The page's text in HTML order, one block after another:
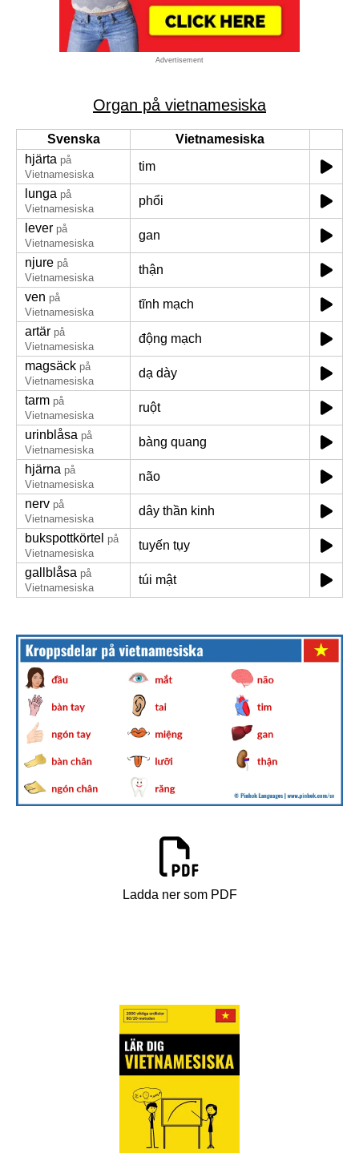
Advertisement
Organ på vietnamesiska
Svenska
Vietnamesiska
hjärta på
Vietnamesiska
tim
lunga på
Vietnamesiska
phổi
lever på
Vietnamesiska
gan
njure på
Vietnamesiska
thận
ven på
Vietnamesiska
tĩnh mạch
artär på
Vietnamesiska
động mạch
magsäck på
Vietnamesiska
dạ dày
tarm på
Vietnamesiska
ruột
urinblåsa på
Vietnamesiska
bàng quang
hjärna på
Vietnamesiska
não
nerv på
Vietnamesiska
dây thần kinh
bukspottkörtel på
Vietnamesiska
tuyến tụy
gallblåsa på
Vietnamesiska
túi mật
Ladda ner som PDF